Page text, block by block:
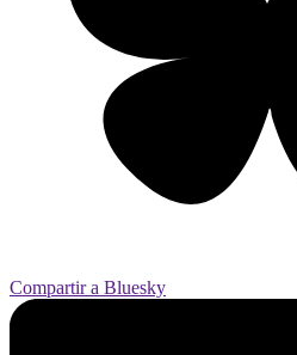
Compartir a Bluesky